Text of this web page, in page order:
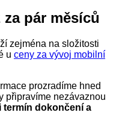
pár měsíců
zejména na složitosti
u ceny za vývoj mobilní
prozradíme hned
připravíme nezávaznou
termín dokončení a